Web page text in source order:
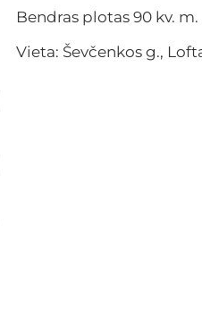
Bendras plotas 90 kv. m.
Vieta: Ševčenkos g.,